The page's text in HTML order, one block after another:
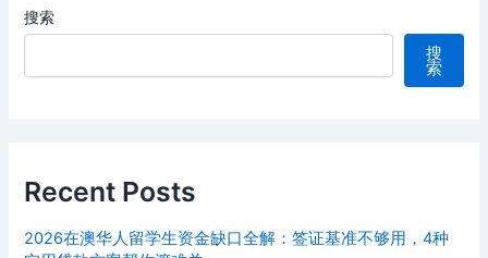
搜索
搜
索
Recent Posts
2026在澳华人留学生资金缺口全解：签证基准不够用，4种